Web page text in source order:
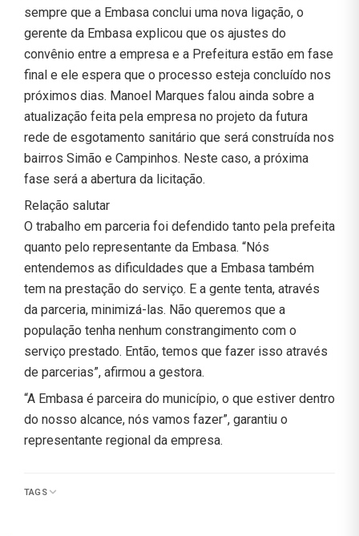
sempre que a Embasa conclui uma nova ligação, o
gerente da Embasa explicou que os ajustes do
convênio entre a empresa e a Prefeitura estão em fase
final e ele espera que o processo esteja concluído nos
próximos dias. Manoel Marques falou ainda sobre a
atualização feita pela empresa no projeto da futura
rede de esgotamento sanitário que será construída nos
bairros Simão e Campinhos. Neste caso, a próxima
fase será a abertura da licitação.
Relação salutar
O trabalho em parceria foi defendido tanto pela prefeita
quanto pelo representante da Embasa. “Nós
entendemos as dificuldades que a Embasa também
tem na prestação do serviço. E a gente tenta, através
da parceria, minimizá-las. Não queremos que a
população tenha nenhum constrangimento com o
serviço prestado. Então, temos que fazer isso através
de parcerias”, afirmou a gestora.
“A Embasa é parceira do município, o que estiver dentro
do nosso alcance, nós vamos fazer”, garantiu o
representante regional da empresa.
TAGS